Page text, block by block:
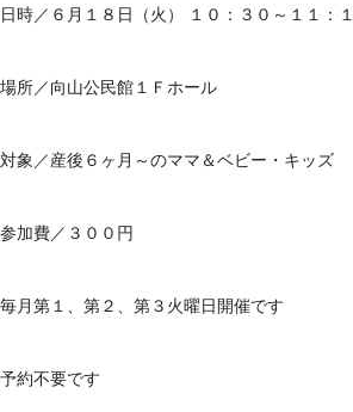
日時／６月１８日（火） １０：３０～１１：
場所／向山公民館１Ｆホール
対象／産後６ヶ月～のママ＆ベビー・キッズ
参加費／３００円
毎月第１、第２、第３火曜日開催です
予約不要です